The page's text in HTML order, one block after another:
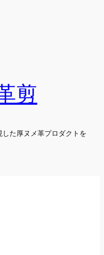
剪
た厚ヌメ革プロダクトを